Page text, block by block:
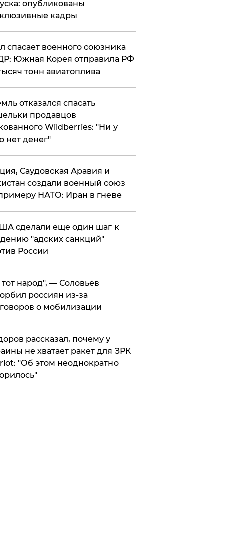
опубликованы
кадры
спасает военного союзника
Южная Корея отправила РФ
тонн авиатоплива
отказался спасать
продавцов
Wildberries: "Ни у
нет денег"
Саудовская Аравия и
создали военный союз
НАТО: Иран в гневе
сделали еще один шаг к
"адских санкций"
России
народ", — Соловьев
россиян из-за
о мобилизации
рассказал, почему у
не хватает ракет для ЗРК
"Об этом неоднократно